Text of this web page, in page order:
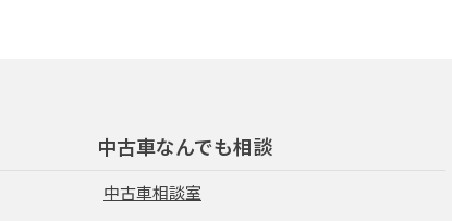
中古車なんでも相談
中古車相談室